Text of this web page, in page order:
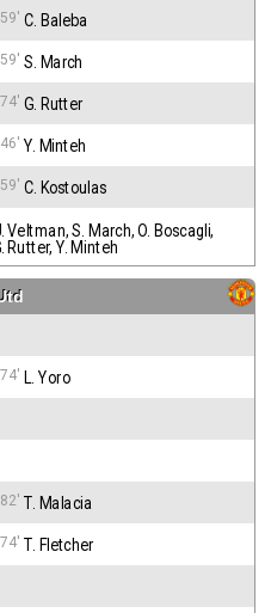
59' C. Baleba
59' S. March
74' G. Rutter
46' Y. Minteh
59' C. Kostoulas
Veltman,S. March,O. Boscagli,
Rutter, Y. Minteh
74' L. Yoro
82' T. Malacia
74' T. Fletcher